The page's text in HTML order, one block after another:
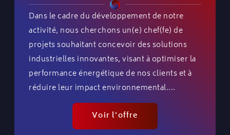
Dans le cadre du développement de notre
activité, nous cherchons un(e) chef(fe) de
projets souhaitant concevoir des solutions
industrielles innovantes, visant à optimiser la
performance énergétique de nos clients et à
réduire leur impact environnemental....
Voir l'offre